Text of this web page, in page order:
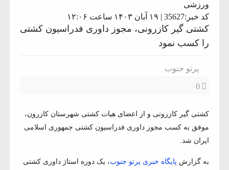
ورزشی
کد خبر:35627 | ۱۹ آبان ۱۴۰۳ ساعت ۱۲:۰۶
کشتی گیر کازرونی، مجوز داوری فدراسیون کشتی
را کسب نمود
پرتو جنوب
0
کشتی گیر کازرونی و از اعضای هیات کشتی شهرستان کازرون،
موفق به کسب مجوز داوری فدراسیون کشتی جمهوری اسلامی
ایران شد.
به گزارش پایگاه خبری پرتو جنوب، یک دوره استاژ داوری کشتی